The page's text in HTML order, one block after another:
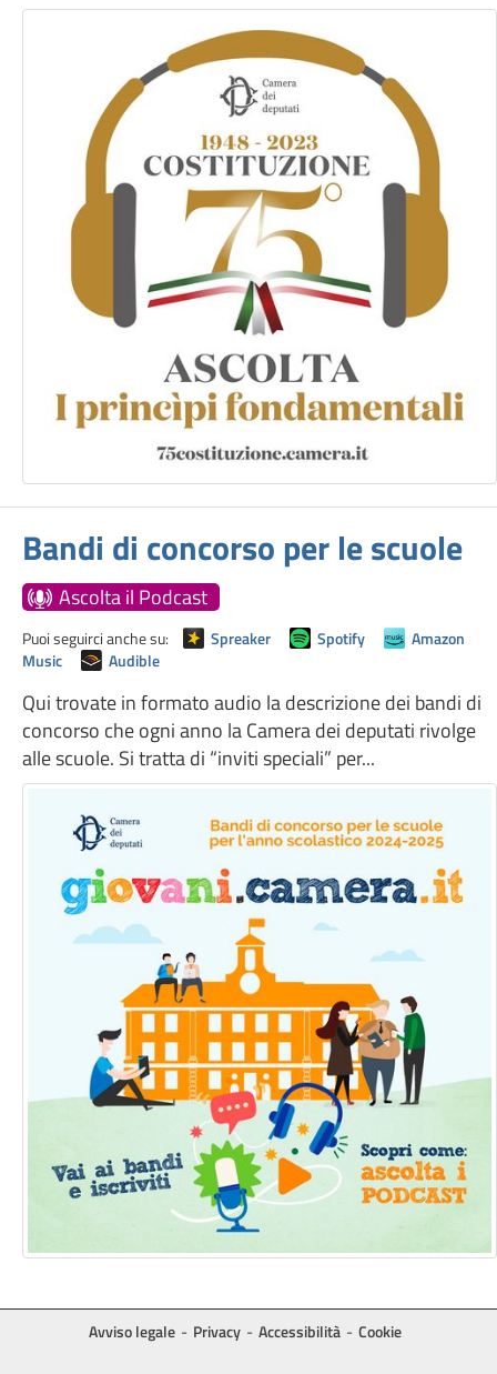
Bandi di concorso per le scuole
Ascolta il Podcast
Puoi seguirci anche su: Spreaker Spotify
Amazon
Music
Audible
Qui trovate in formato audio la descrizione dei bandi di
concorso che ogni anno la Camera dei deputati rivolge
alle scuole. Si tratta di “inviti speciali” per...
Avviso legale Privacy Accessibilità Cookie